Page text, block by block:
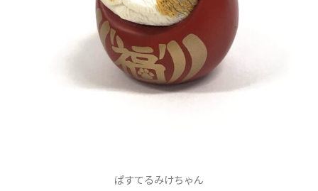
ぱすてるみけちゃん